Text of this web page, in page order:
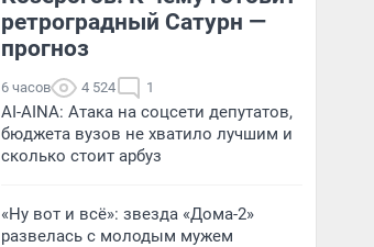
ретроградный Сатурн —
прогноз
6 часов 4 524 1
AI-AINA: Атака на соцсети депутатов,
бюджета вузов не хватило лучшим и
сколько стоит арбуз
«Ну вот и всё»: звезда «Дома-2»
развелась с молодым мужем